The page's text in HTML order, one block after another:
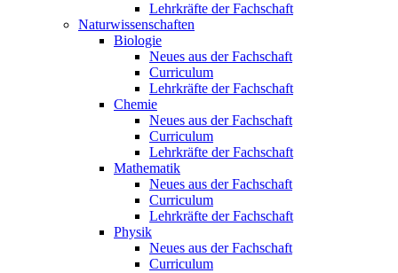
Lehrkräfte der Fachschaft
Naturwissenschaften
Biologie
Neues aus der Fachschaft
Curriculum
Lehrkräfte der Fachschaft
Chemie
Neues aus der Fachschaft
Curriculum
Lehrkräfte der Fachschaft
Mathematik
Neues aus der Fachschaft
Curriculum
Lehrkräfte der Fachschaft
Physik
Neues aus der Fachschaft
Curriculum